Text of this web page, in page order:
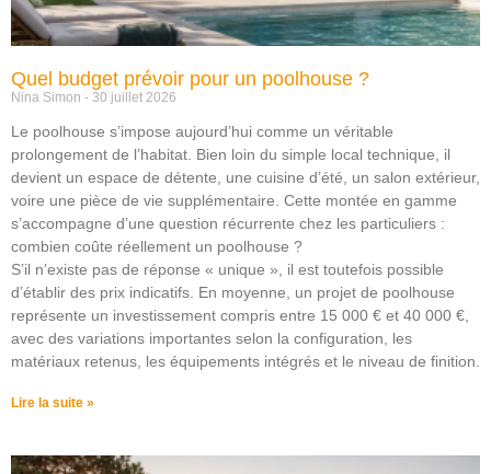
Quel budget prévoir pour un poolhouse ?
Nina Simon 30 juillet 2026
Le poolhouse s’impose aujourd’hui comme un véritable
prolongement de l’habitat. Bien loin du simple local technique, il
devient un espace de détente, une cuisine d’été, un salon extérieur,
voire une pièce de vie supplémentaire. Cette montée en gamme
s’accompagne d’une question récurrente chez les particuliers :
combien coûte réellement un poolhouse ?
S’il n’existe pas de réponse « unique », il est toutefois possible
d’établir des prix indicatifs. En moyenne, un projet de poolhouse
représente un investissement compris entre 15 000 € et 40 000 €,
avec des variations importantes selon la configuration, les
matériaux retenus, les équipements intégrés et le niveau de finition.
Lire la suite »